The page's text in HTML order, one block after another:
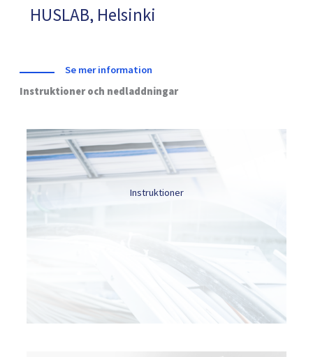
HUSLAB, Helsinki
Se mer information
Instruktioner och nedladdningar
Instruktioner